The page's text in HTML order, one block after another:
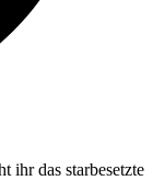
ihr das starbesetzte